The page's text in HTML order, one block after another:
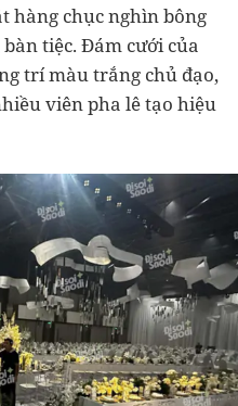
hàng chục nghìn bông
tiệc. Đám cưới của
trí màu trắng chủ đạo,
viên pha lê tạo hiệu